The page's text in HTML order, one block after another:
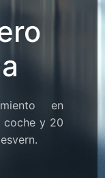
en
coche y 20